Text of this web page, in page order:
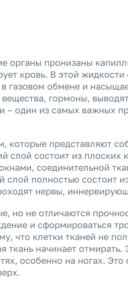
органы пронизаны
кровь. В этой жидкости
газовом обмене и
гормоны,
– один из самых важных
которые представляют
слой состоит из плоских
соединительной
полностью состоит
нервы,
но не отличаются
и сформироваться
что клетки тканей не
ткань начинает
особенно на ногах. Это